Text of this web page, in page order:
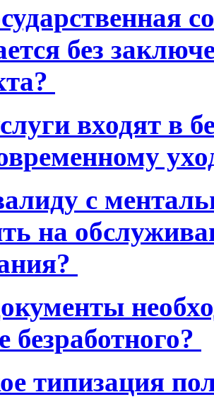
без
входят в
с
на
безработного?
типизация